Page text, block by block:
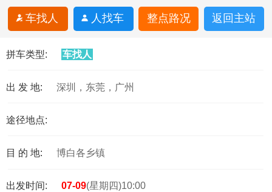
车找人 人找车 整点路况 返回主站
拼车类型: 车找人
出 发 地: 深圳，东莞，广州
途径地点:
目 的 地: 博白各乡镇
出发时间: 07-09(星期四)10:00